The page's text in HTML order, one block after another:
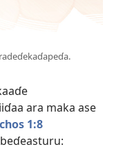
ara maka ase
1:8